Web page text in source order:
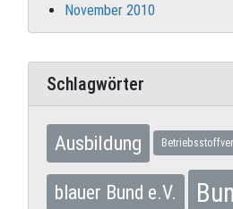
November 2010
Schlagwörter
Ausbildung
blauer Bund e.V.